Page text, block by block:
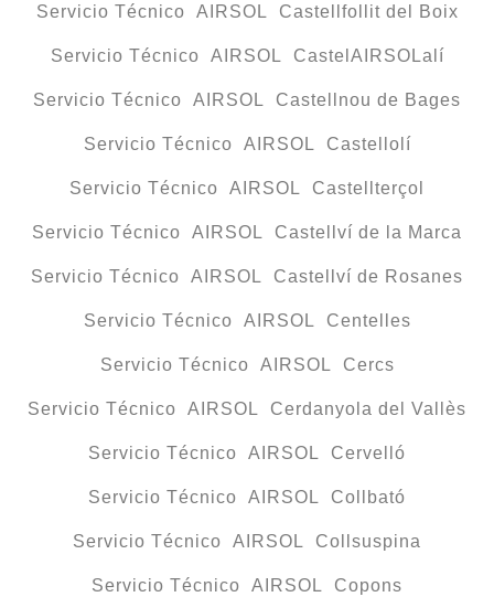
Servicio Técnico AIRSOL Castellfollit del Boix
Servicio Técnico AIRSOL CastelAIRSOLalí
Servicio Técnico AIRSOL Castellnou de Bages
Servicio Técnico AIRSOL Castellolí
Servicio Técnico AIRSOL Castellterçol
Servicio Técnico AIRSOL Castellví de la Marca
Servicio Técnico AIRSOL Castellví de Rosanes
Servicio Técnico AIRSOL Centelles
Servicio Técnico AIRSOL Cercs
Servicio Técnico AIRSOL Cerdanyola del Vallès
Servicio Técnico AIRSOL Cervelló
Servicio Técnico AIRSOL Collbató
Servicio Técnico AIRSOL Collsuspina
Servicio Técnico AIRSOL Copons